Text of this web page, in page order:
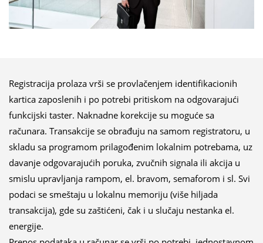
Registracija prolaza vrši se provlačenjem identifikacionih
kartica zaposlenih i po potrebi pritiskom na odgovarajući
funkcijski taster. Naknadne korekcije su moguće sa
računara. Transakcije se obrađuju na samom registratoru, u
skladu sa programom prilagođenim lokalnim potrebama, uz
davanje odgovarajućih poruka, zvučnih signala ili akcija u
smislu upravljanja rampom, el. bravom, semaforom i sl. Svi
podaci se smeštaju u lokalnu memoriju (više hiljada
transakcija), gde su zaštićeni, čak i u slučaju nestanka el.
energije.